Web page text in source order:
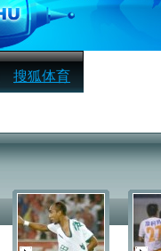
搜狐体育